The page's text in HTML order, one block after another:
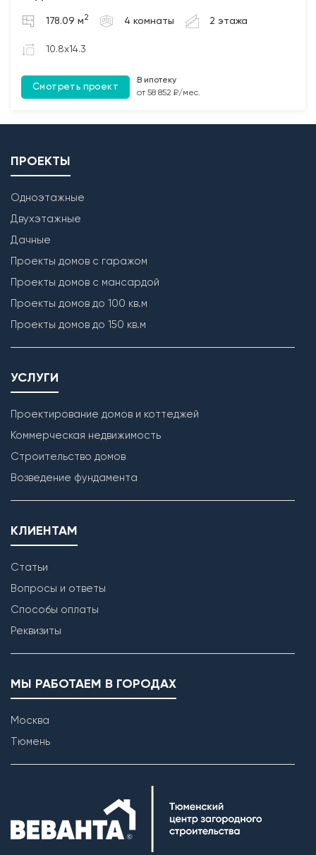
участков между плит перекрытия (при наличии);
обработкой Биозащитным составом.
Лестница
Возведение внутренних перегородок
178.09 м 2 4 комнаты 2 этажа
10.8x14.3
Смотреть проект
В ипотеку
от 58 852 ₽/мес.
ПРОЕКТЫ
Одноэтажные
Двухэтажные
Дачные
Проекты домов с гаражом
Проекты домов с мансардой
Проекты домов до 100 кв.м
Проекты домов до 150 кв.м
УСЛУГИ
Проектирование домов и коттеджей
Коммерческая недвижимость
Строительство домов
Возведение фундамента
КЛИЕНТАМ
Статьи
Вопросы и ответы
Способы оплаты
Реквизиты
МЫ РАБОТАЕМ В ГОРОДАХ
Москва
Тюмень